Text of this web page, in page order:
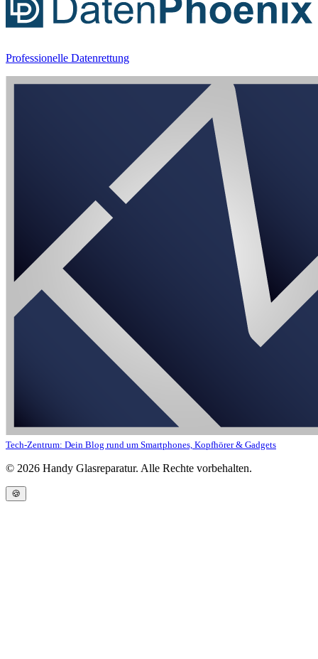
Professionelle Datenrettung
Tech-Zentrum: Dein Blog rund um Smartphones, Kopfhörer & Gadgets
© 2026 Handy Glasreparatur. Alle Rechte vorbehalten.
🍪